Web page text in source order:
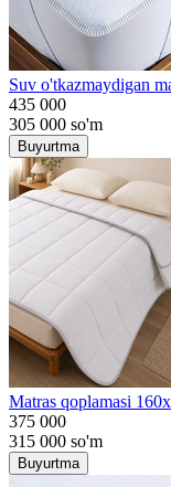
Suv o'tkazmaydigan
435 000
305 000 so'm
Buyurtma
Matras qoplamasi
375 000
315 000 so'm
Buyurtma